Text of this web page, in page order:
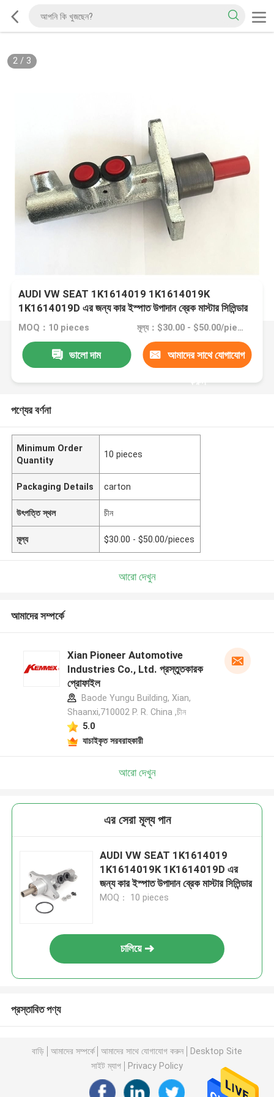
2/ 3
AUDI VW SEAT 1K1614019 1K1614019K
1K1614019D এর জন্য কার ইস্পাত উপাদান ব্রেক মাস্টার সিলিন্ডার
MOQ：10 pieces মূল্য：$30.00 - $50.00/pieces
ভালো দাম আমাদের সাথে যোগাযোগ
করুন
পণ্যের বর্ণনা
Minimum Order
Quantity
10 pieces
Packaging Details carton
উৎপত্তি স্থল চীন
মূল্য $30.00 - $50.00/pieces
আরো দেখুন
আমাদের সম্পর্কে
Xian Pioneer Automotive
Industries Co., Ltd. প্রস্তুতকারক
প্রোফাইল
Baode Yungu Building, Xian,
Shaanxi,710002 P. R. China ,চীন
5.0
যাচাইকৃত সরবরাহকারী
আরো দেখুন
এর সেরা মূল্য পান
AUDI VW SEAT 1K1614019
1K1614019K 1K1614019D এর
জন্য কার ইস্পাত উপাদান ব্রেক মাস্টার সিলিন্ডার
MOQ： 10 pieces
চালিয়ে
প্রস্তাবিত পণ্য
বাড়ি আমাদের সম্পর্কে আমাদের সাথে যোগাযোগ করুন
Desktop Site
সাইট ম্যাপ
Privacy Policy